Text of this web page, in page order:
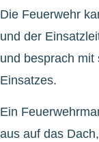
Die Feuerwehr
und der
und besprach mit
Einsatzes.
Ein
aus auf das